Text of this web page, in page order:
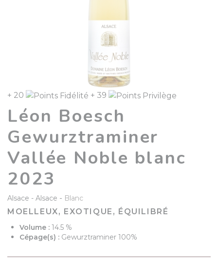
+ 20 + 39
Léon Boesch
Gewurztraminer
Vallée Noble blanc
2023
Alsace Alsace - Blanc
MOELLEUX, EXOTIQUE, ÉQUILIBRÉ
Volume : 14.5 %
Cépage(s) : Gewurztraminer 100%